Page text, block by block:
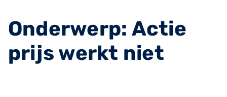
Onderwerp: Actie
prijs werkt niet